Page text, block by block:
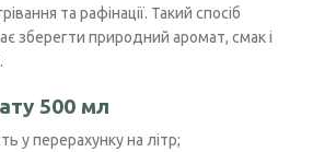
та рафінації. Такий спосіб
зберегти природний аромат, смак і
500 мл
у перерахунку на літр;